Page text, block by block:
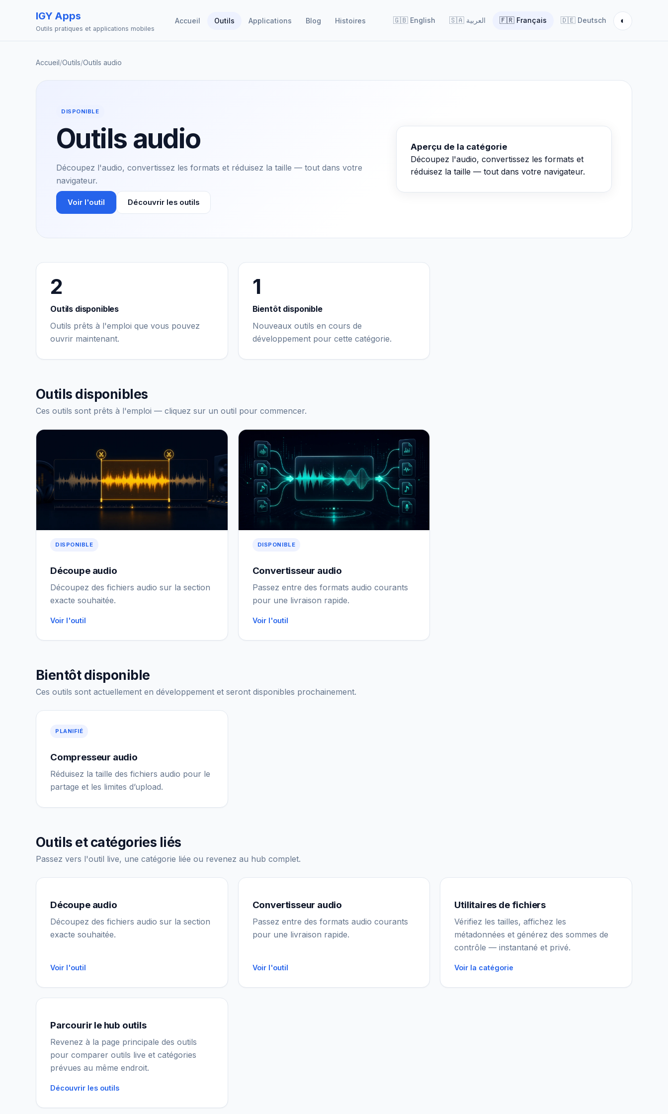
IGY Apps
Outils pratiques et applications mobiles
Accueil Outils Applications Blog Histoires 🇬🇧 English 🇸🇦 العربية 🇫🇷 Français 🇩🇪 Deutsch ◐
Accueil/Outils/Outils audio
DISPONIBLE
Outils audio
Découpez l'audio, convertissez les formats et réduisez la taille — tout dans votre
navigateur.
Voir l'outil Découvrir les outils
Aperçu de la catégorie
Découpez l'audio, convertissez les formats et
réduisez la taille — tout dans votre navigateur.
2
Outils disponibles
Outils prêts à l'emploi que vous pouvez
ouvrir maintenant.
1
Bientôt disponible
Nouveaux outils en cours de
développement pour cette catégorie.
Outils disponibles
Ces outils sont prêts à l'emploi — cliquez sur un outil pour commencer.
DISPONIBLE
Découpe audio
Découpez des fichiers audio sur la section
exacte souhaitée.
Voir l'outil
DISPONIBLE
Convertisseur audio
Passez entre des formats audio courants
pour une livraison rapide.
Voir l'outil
Bientôt disponible
Ces outils sont actuellement en développement et seront disponibles prochainement.
PLANIFIÉ
Compresseur audio
Réduisez la taille des fichiers audio pour le
partage et les limites d’upload.
Outils et catégories liés
Passez vers l'outil live, une catégorie liée ou revenez au hub complet.
Découpe audio
Découpez des fichiers audio sur la section
exacte souhaitée.
Voir l'outil
Convertisseur audio
Passez entre des formats audio courants
pour une livraison rapide.
Voir l'outil
Utilitaires de fichiers
Vérifiez les tailles, affichez les
métadonnées et générez des sommes de
contrôle — instantané et privé.
Voir la catégorie
Parcourir le hub outils
Revenez à la page principale des outils
pour comparer outils live et catégories
prévues au même endroit.
Découvrir les outils